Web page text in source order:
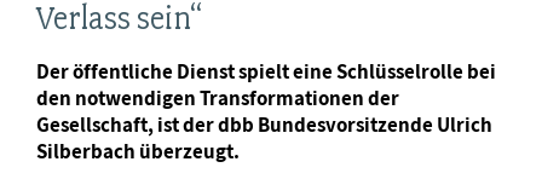
Verlass sein“
Der öffentliche Dienst spielt eine Schlüsselrolle bei
den notwendigen Transformationen der
Gesellschaft, ist der dbb Bundesvorsitzende Ulrich
Silberbach überzeugt.